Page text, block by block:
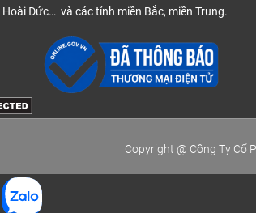
Đức… và các tỉnh miền Bắc, miền Trung.
Copyright @ Công Ty Cổ